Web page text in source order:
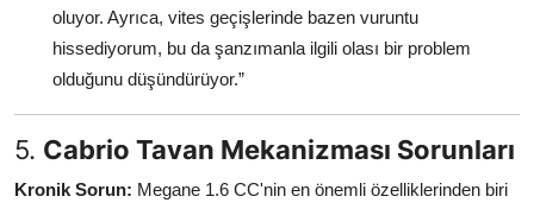
oluyor. Ayrıca, vites geçişlerinde bazen vuruntu
hissediyorum, bu da şanzımanla ilgili olası bir problem
olduğunu düşündürüyor.”
5. Cabrio Tavan Mekanizması Sorunları
Kronik Sorun: Megane 1.6 CC'nin en önemli özelliklerinden biri